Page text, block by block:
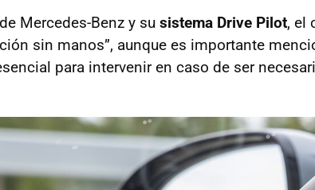
Mercedes-Benz y su sistema Drive Pilot, el
sin manos”, aunque es importante
para intervenir en caso de ser